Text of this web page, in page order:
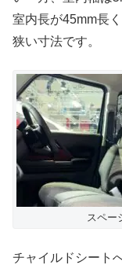
室内長が45mm長
狭い寸法です。
スペー
チャイルドシート